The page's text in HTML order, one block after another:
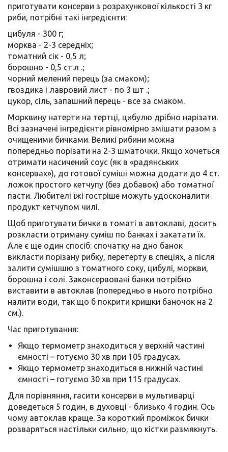
приготувати консерви з розрахункової кількості 3 кг
риби, потрібні такі інгредієнти:
цибуля - 300 г;
морква - 2-3 середніх;
томатний сік - 0,5 л;
борошно - 0,5 ст.л .;
чорний мелений перець (за смаком);
гвоздика і лавровий лист - по 3 шт .;
цукор, сіль, запашний перець - все за смаком.
Морквину натерти на тертці, цибулю дрібно нарізати.
Всі зазначені інгредієнти рівномірно змішати разом з
очищеними бичками. Великі рибини можна
попередньо порізати на 2-3 шматочки. Якщо хочеться
отримати насичений соус (як в «радянських
консервах»), до готової суміші можна додати до 4 ст.
ложок простого кетчупу (без добавок) або томатної
пасти. Любителі їжі гостріше можуть удосконалити
продукт кетчупом чилі.
Щоб приготувати бички в томаті в автоклаві, досить
розкласти отриману суміш по банках і закатати їх.
Але є ще один спосіб: спочатку на дно банок
викласти порізану рибку, перетерту в спеціях, а після
залити сумішшю з томатного соку, цибулі, моркви,
борошна і солі. Законсервовані банки потрібно
виставити в автоклав (попередньо в нього потрібно
налити води, так що б покрити кришки баночок на 2
см.).
Час приготування:
Якщо термометр знаходиться у верхній частині
ємності – готуємо 30 хв при 105 градусах.
Якщо термометр знаходиться в нижній частині
ємності – готуємо 30 хв при 115 градусах.
Для порівняння, гасити консерви в мультиварці
доведеться 5 годин, в духовці - близько 4 годин. Ось
чому автоклав краще. За короткий проміжок бички
розваряться настільки сильно, що кістки размякнуть.